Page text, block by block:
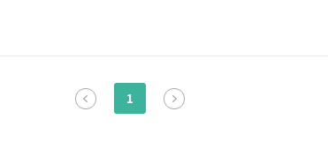
편하게 할 수 있음Babel구 버전 브라우저 중에는 ES6
1